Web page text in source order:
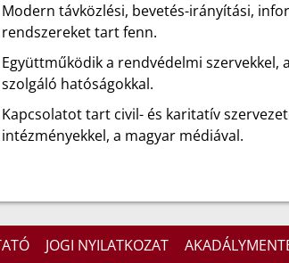
Modern távközlési, bevetés-irányítási,
rendszereket tart fenn.
Együttműködik a rendvédelmi
szolgáló hatóságokkal.
Kapcsolatot tart civil- és karitatív
intézményekkel, a magyar médiával.
JOGI NYILATKOZAT